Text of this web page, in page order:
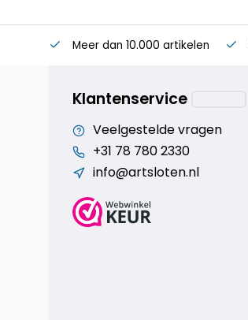
Meer dan 10.000 artikelen
Klantenservice
Veelgestelde vragen
+31 78 780 2330
info@artsloten.nl